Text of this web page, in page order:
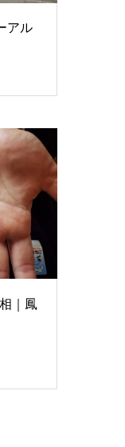
アル
｜鳳